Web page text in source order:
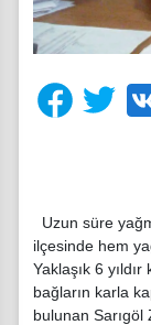
Uzun süre
ilçesinde hem
Yaklaşık 6
bağların karla
bulunan Sarıgöl